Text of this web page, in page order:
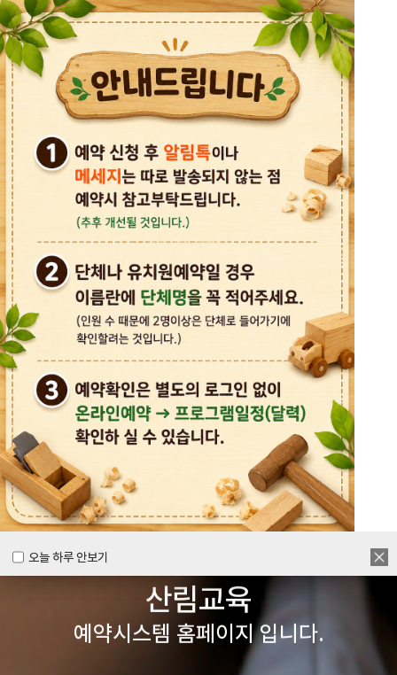
오늘 하루 안보기
오늘 하루 안보기
목공체험부터 숲체험 교육까지
다양한 경험을 할 수 있는
양주시
목재문화체험장&
산림교육
예약시스템 홈페이지 입니다.